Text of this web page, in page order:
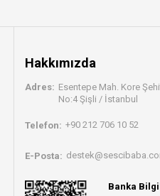
Hakkımızda
Adres: Esentepe Mah. Kore
No:4 Şişli / İstanbul
Telefon: +90 212 706 10 52
E-Posta:
Banka